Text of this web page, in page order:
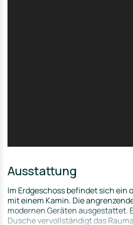
derzeit vermietet ist und eine
Ausstattung
Im Erdgeschoss befindet sich ein
mit einem Kamin. Die
modernen Geräten ausgestattet.
Dusche vervollständigt das